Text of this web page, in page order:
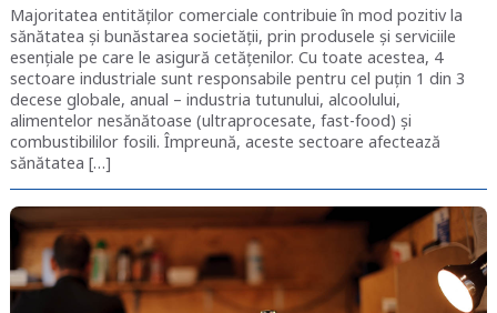
Majoritatea entităților comerciale contribuie în mod pozitiv la
sănătatea și bunăstarea societății, prin produsele și serviciile
esențiale pe care le asigură cetățenilor. Cu toate acestea, 4
sectoare industriale sunt responsabile pentru cel puțin 1 din 3
decese globale, anual – industria tutunului, alcoolului,
alimentelor nesănătoase (ultraprocesate, fast-food) și
combustibililor fosili. Împreună, aceste sectoare afectează
sănătatea […]